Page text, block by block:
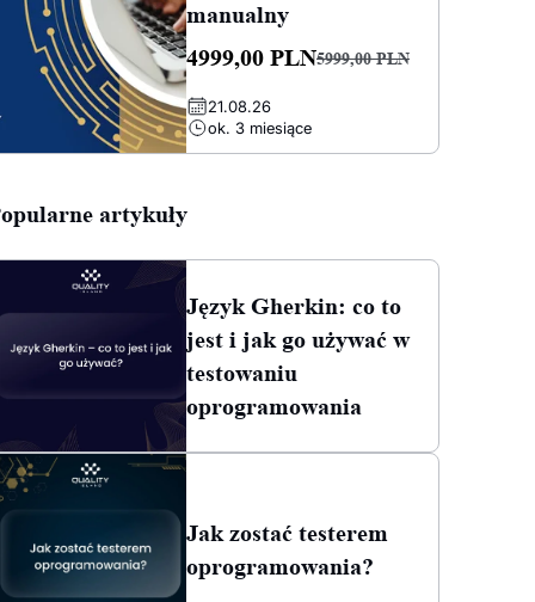
manualny
5999,00PLN
Pierwotna
cena
wynosiła:
4999,00 PLN
Aktualna
cena
wynosi:
21.08.26
ok. 3 miesiące
artykuły
Język Gherkin: co to
jest i jak go używać w
testowaniu
oprogramowania
Jak zostać testerem
oprogramowania?